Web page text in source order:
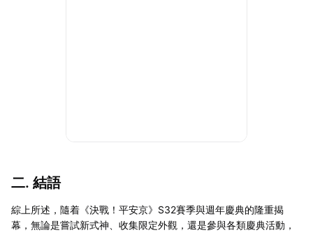
二. 結語
綜上所述，隨着《決戰！平安京》S32賽季與週年慶典的隆重揭
幕，無論是嘗試新式神、收集限定外觀，還是參與各類慶典活動，